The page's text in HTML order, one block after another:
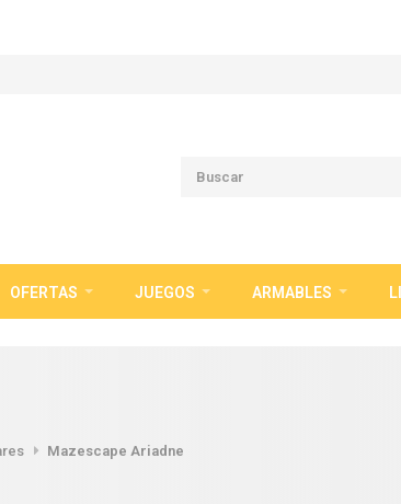
OFERTAS JUEGOS ARMABLES
Mazescape Ariadne